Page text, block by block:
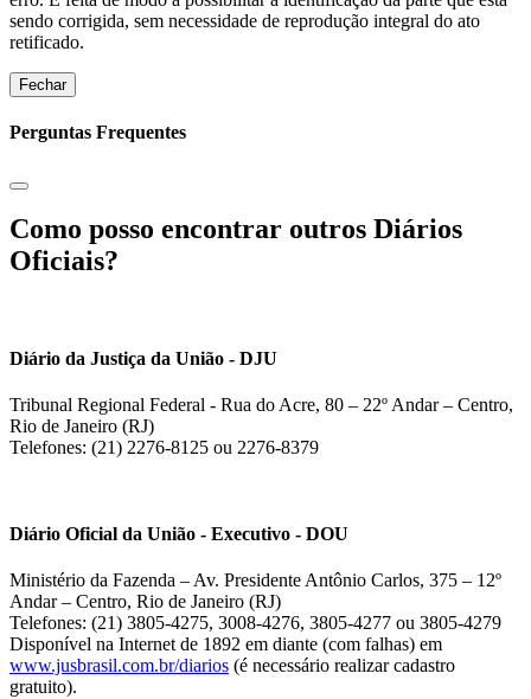
sendo corrigida, sem necessidade de reprodução integral do ato
retificado.
Fechar
Perguntas Frequentes
Como posso encontrar outros Diários
Oficiais?
Diário da Justiça da União - DJU
Tribunal Regional Federal - Rua do Acre, 80 – 22º Andar – Centro,
Rio de Janeiro (RJ)
Telefones: (21) 2276-8125 ou 2276-8379
Diário Oficial da União - Executivo - DOU
Ministério da Fazenda – Av. Presidente Antônio Carlos, 375 – 12º
Andar – Centro, Rio de Janeiro (RJ)
Telefones: (21) 3805-4275, 3008-4276, 3805-4277 ou 3805-4279
Disponível na Internet de 1892 em diante (com falhas) em
www.jusbrasil.com.br/diarios (é necessário realizar cadastro
gratuito).